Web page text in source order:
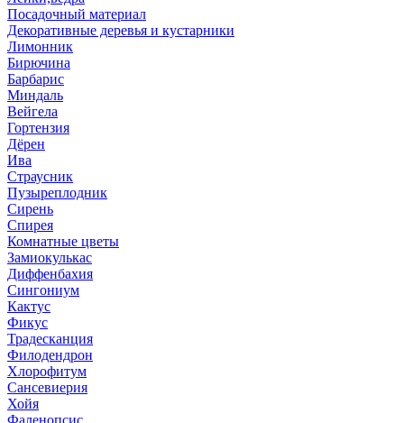
Посадочный материал
Декоративные деревья и кустарники
Лимонник
Бирючина
Барбарис
Миндаль
Вейгела
Гортензия
Дёрен
Ива
Страусник
Пузыреплодник
Сирень
Спирея
Комнатные цветы
Замиокулькас
Диффенбахия
Сингониум
Кактус
Фикус
Традесканция
Филодендрон
Хлорофитум
Сансевиерия
Хойя
Фаленопсис